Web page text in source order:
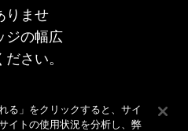
りませ
ジの幅広
さい。
る」をクリックすると、サイ
イトの使用状況を分析し、弊